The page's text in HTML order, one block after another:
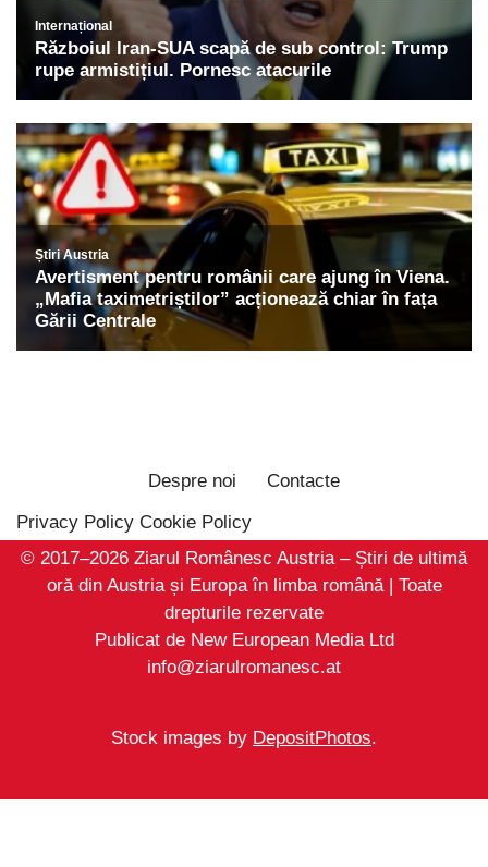
Despre noi
Contacte
Privacy Policy Cookie Policy
© 2017–2026 Ziarul Românesc Austria – Știri de ultimă
oră din Austria și Europa în limba română | Toate
drepturile rezervate
Publicat de New European Media Ltd
info@ziarulromanesc.at
Stock images by DepositPhotos.